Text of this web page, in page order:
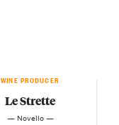
WINE PRODUCER
Le Strette
— Novello —